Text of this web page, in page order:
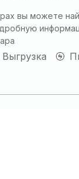
вы можете
Выгрузка